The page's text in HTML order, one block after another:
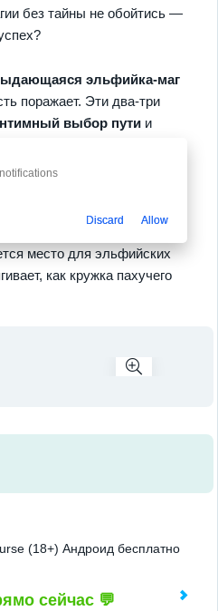
без тайны не обойтись —
эльфийка-маг
поражает. Эти два-три
выбор пути и
через seasons и
остаются
освежиться этой
в ожидании новых
место для эльфийских
как кружка пахучего
(18+) Андроид бесплатно
сейчас 💬
Discard Allow